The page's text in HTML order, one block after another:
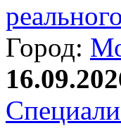
Город: